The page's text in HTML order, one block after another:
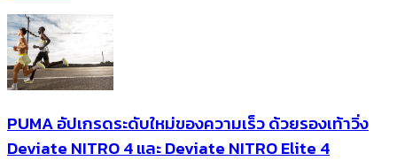
PUMA อัปเกรดระดับใหม่ของความเร็ว ด้วยรองเท้าวิ่ง
Deviate NITRO 4 และ Deviate NITRO Elite 4